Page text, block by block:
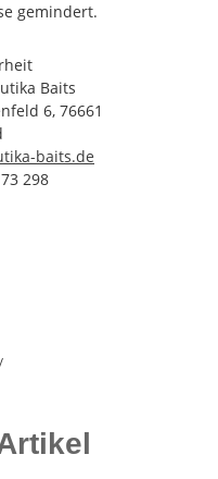
gemindert.
Baits
6, 76661
baits.de
298